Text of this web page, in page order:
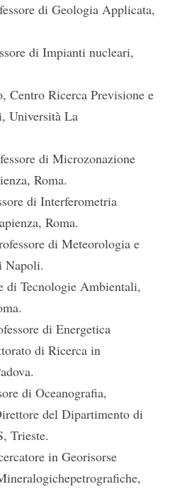
di Geologia Applicata,
di Impianti nucleari,
Ricerca Previsione e
Università La
di Microzonazione
Roma.
di Interferometria
Roma.
di Meteorologia e
Napoli.
di Tecnologie Ambientali,
di Energetica
di Ricerca in
di Oceanografia,
del Dipartimento di
Trieste.
in Georisorse